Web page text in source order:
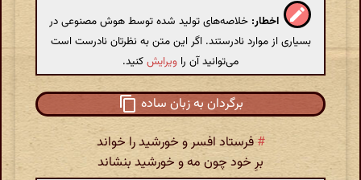
اخطار: خلاصه‌های تولید شده توسط هوش مصنوعی در
بسیاری از موارد نادرستند. اگر این متن به نظرتان نادرست است
می‌توانید آن را ویرایشکنید.
برگردان به زبان ساده
# فرستاد افسر و خورشید را خواند
برِ خود چون مه و خورشید بنشاند